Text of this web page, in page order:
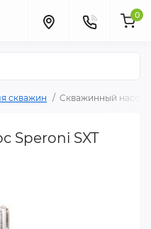
0
скважин Скважинный насос
Speroni SXT